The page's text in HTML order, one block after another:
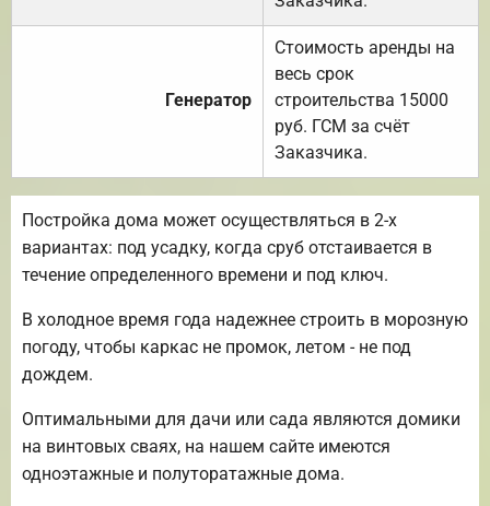
Генератор
Стоимость аренды на
весь срок
строительства 15000
руб. ГСМ за счёт
Заказчика.
Постройка дома может осуществляться в 2-х
вариантах: под усадку, когда сруб отстаивается в
течение определенного времени и под ключ.
В холодное время года надежнее строить в морозную
погоду, чтобы каркас не промок, летом - не под
дождем.
Оптимальными для дачи или сада являются домики
на винтовых сваях, на нашем сайте имеются
одноэтажные и полуторатажные дома.